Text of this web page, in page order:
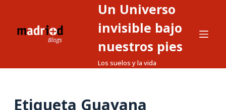
Un Universo
invisible bajo
nuestros pies
Los suelos y la vida
Etiqueta Guayana